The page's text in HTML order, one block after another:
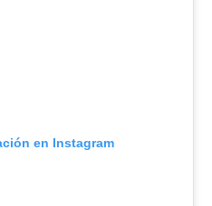
en Instagram